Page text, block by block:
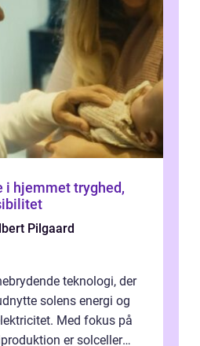
tryghed,
Pilgaard
teknologi, der
solens energi og
Med fokus på
er solceller